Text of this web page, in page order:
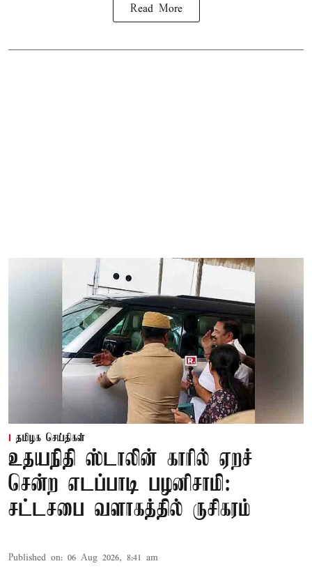
Read More
தமிழக செய்திகள்
உதயநிதி ஸ்டாலின் காரில் ஏறச்
சென்ற எடப்பாடி பழனிசாமி:
சட்டசபை வளாகத்தில் ருசிகரம்
Published on: 06 Aug 2026, 8:41 am